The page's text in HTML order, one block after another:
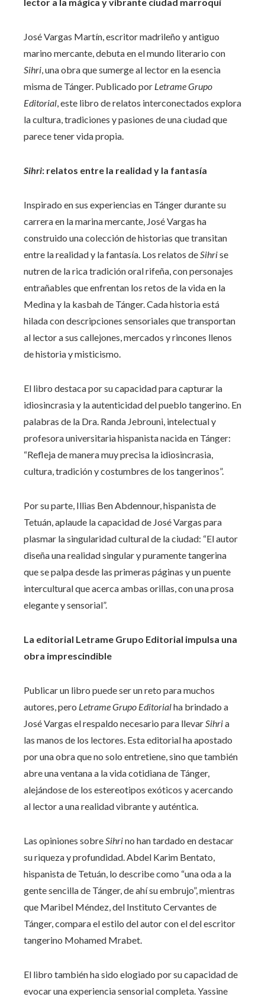
José Vargas Martín, escritor madrileño y antiguo
marino mercante, debuta en el mundo literario con
Sihri, una obra que sumerge al lector en la esencia
misma de Tánger. Publicado por Letrame Grupo
Editorial, este libro de relatos interconectados explora
la cultura, tradiciones y pasiones de una ciudad que
parece tener vida propia.
Sihri: relatos entre la realidad y la fantasía
Inspirado en sus experiencias en Tánger durante su
carrera en la marina mercante, José Vargas ha
construido una colección de historias que transitan
entre la realidad y la fantasía. Los relatos deSihrise
nutren de la rica tradición oral rifeña, con personajes
entrañables que enfrentan los retos de la vida en la
Medina y la kasbah de Tánger. Cada historia está
hilada con descripciones sensoriales que transportan
al lector a sus callejones, mercados y rincones llenos
de historia y misticismo.
El libro destaca por su capacidad para capturar la
idiosincrasia y la autenticidad del pueblo tangerino. En
palabras de la Dra. Randa Jebrouni, intelectual y
profesora universitaria hispanista nacida en Tánger:
“Refleja de manera muy precisa la idiosincrasia,
cultura, tradición y costumbres de los tangerinos”.
Por su parte, Illias Ben Abdennour, hispanista de
Tetuán, aplaude la capacidad de José Vargas para
plasmar la singularidad cultural de la ciudad: “El autor
diseña una realidad singular y puramente tangerina
que se palpa desde las primeras páginas y un puente
intercultural que acerca ambas orillas, con una prosa
elegante y sensorial”.
La editorial Letrame Grupo Editorial impulsa una
obra imprescindible
Publicar un libro puede ser un reto para muchos
autores, pero Letrame Grupo Editorialha brindado a
José Vargas el respaldo necesario para llevarSihria
las manos de los lectores. Esta editorial ha apostado
por una obra que no solo entretiene, sino que también
abre una ventana a la vida cotidiana de Tánger,
alejándose de los estereotipos exóticos y acercando
al lector a una realidad vibrante y auténtica.
Las opiniones sobreSihrino han tardado en destacar
su riqueza y profundidad. Abdel Karim Bentato,
hispanista de Tetuán, lo describe como “una oda a la
gente sencilla de Tánger, de ahí su embrujo”, mientras
que Maribel Méndez, del Instituto Cervantes de
Tánger, compara el estilo del autor con el del escritor
tangerino Mohamed Mrabet.
El libro también ha sido elogiado por su capacidad de
evocar una experiencia sensorial completa. Yassine